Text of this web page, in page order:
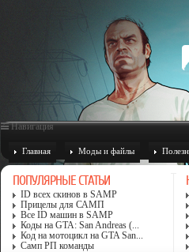
Навигация
Главная Моды и файлы
ПОПУЛЯРНЫЕ СТАТЬИ
ID всех скинов в SAMP
Прицелы для САМП
Все ID машин в SAMP
Коды на GTA: San Andreas (...
Код на мотоцикл на GTA San...
Самп РП команды